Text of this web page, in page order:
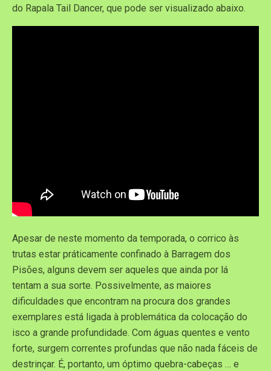
do Rapala Tail Dancer, que pode ser visualizado abaixo.
Apesar de neste momento da temporada, o corrico às
trutas estar práticamente confinado à Barragem dos
Pisões, alguns devem ser aqueles que ainda por lá
tentam a sua sorte. Possivelmente, as maiores
dificuldades que encontram na procura dos grandes
exemplares está ligada à problemática da colocação do
isco a grande profundidade. Com águas quentes e vento
forte, surgem correntes profundas que não nada fáceis de
destrinçar. É, portanto, um óptimo quebra-cabeças … e